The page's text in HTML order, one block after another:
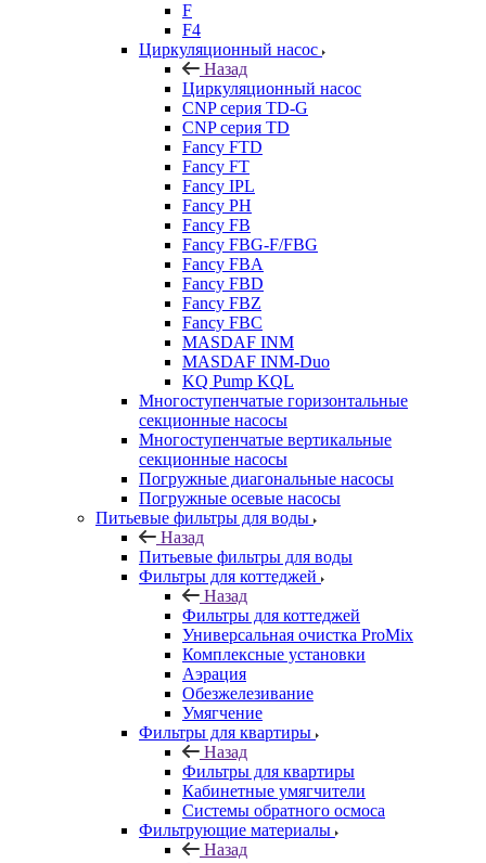
F
F4
Циркуляционный насос
Назад
Циркуляционный насос
CNP серия TD-G
CNP серия TD
Fancy FTD
Fancy FT
Fancy IPL
Fancy PH
Fancy FB
Fancy FBG-F/FBG
Fancy FBA
Fancy FBD
Fancy FBZ
Fancy FBC
MASDAF INM
MASDAF INM-Duo
KQ Pump KQL
Многоступенчатые горизонтальные
секционные насосы
Многоступенчатые вертикальные
секционные насосы
Погружные диагональные насосы
Погружные осевые насосы
Питьевые фильтры для воды
Назад
Питьевые фильтры для воды
Фильтры для коттеджей
Назад
Фильтры для коттеджей
Универсальная очистка ProMix
Комплексные установки
Аэрация
Обезжелезивание
Умягчение
Фильтры для квартиры
Назад
Фильтры для квартиры
Кабинетные умягчители
Системы обратного осмоса
Фильтрующие материалы
Назад